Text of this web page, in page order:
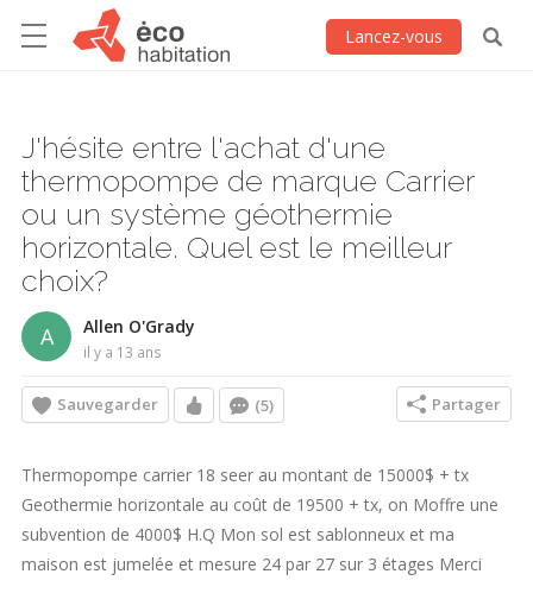
Lancez-vous
J'hésite entre l'achat d'une
thermopompe de marque Carrier
ou un système géothermie
horizontale. Quel est le meilleur
choix?
A Allen O'Grady
il y a 13 ans
Sauvegarder (5) Partager
Thermopompe carrier 18 seer au montant de 15000$ + tx
Geothermie horizontale au coût de 19500 + tx, on Moffre une
subvention de 4000$ H.Q Mon sol est sablonneux et ma
maison est jumelée et mesure 24 par 27 sur 3 étages Merci